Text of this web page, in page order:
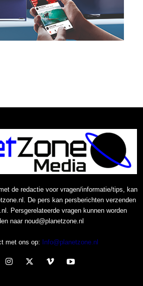
de redactie voor vragen/informatie/tips, kan
De pers kan persberichten verzenden
Persgerelateerde vragen kunnen worden
naar noud@planetzone.nl
met ons op: Info@planetzone.nl